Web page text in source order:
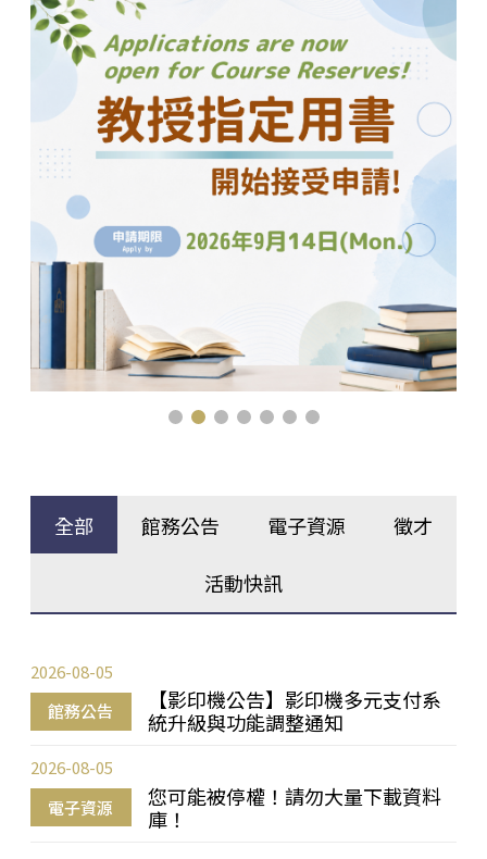
全部 館務公告 電子資源 徵才
活動快訊
館務公告
【影印機公告】影印機多元支付系
統升級與功能調整通知
2026-08-05
電子資源
您可能被停權！請勿大量下載資料
庫！
2026-08-05